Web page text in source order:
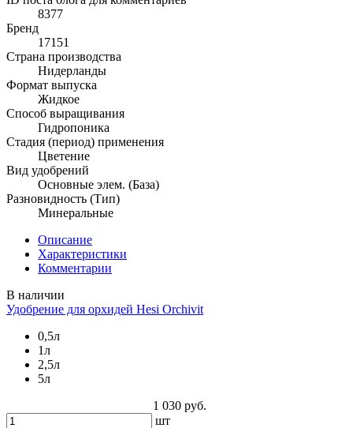
8377
Бренд
17151
Страна производства
Нидерланды
Формат выпуска
Жидкое
Способ выращивания
Гидропоника
Стадия (период) применения
Цветение
Вид удобрений
Основные элем. (База)
Разновидность (Тип)
Минеральные
Описание
Характеристики
Комментарии
В наличии
Удобрение для орхидей Hesi Orchivit
0,5л
1л
2,5л
5л
1 030 руб.
шт